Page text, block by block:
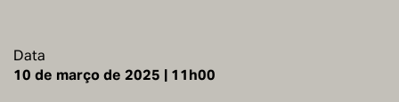
Data
10 de março de 2025 | 11h00